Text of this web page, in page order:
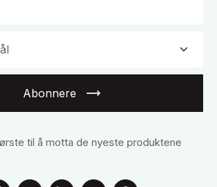
Abonnere
til å motta de nyeste produktene